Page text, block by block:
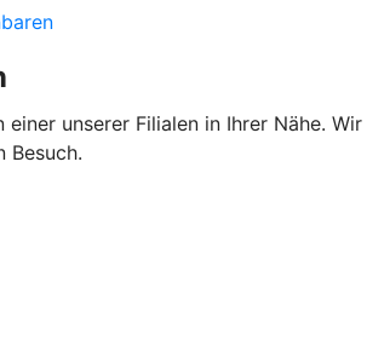
einer unserer Filialen in Ihrer Nähe. Wir
Besuch.